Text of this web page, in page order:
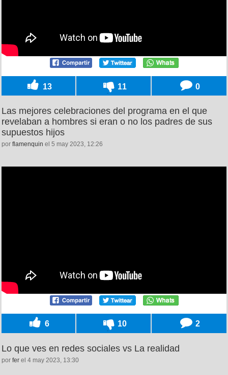
13 11 0
Las mejores celebraciones del programa en el que
revelaban a hombres si eran o no los padres de sus
supuestos hijos
por flamenquin el 5 may 2023, 12:26
6 10 2
Lo que ves en redes sociales vs La realidad
por fer el 4 may 2023, 13:30